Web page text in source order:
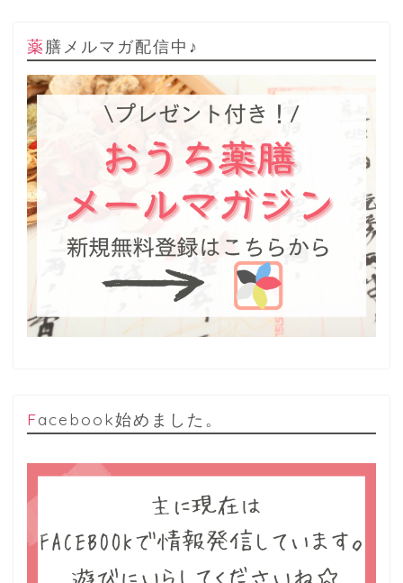
薬膳メルマガ配信中♪
Facebook始めました。